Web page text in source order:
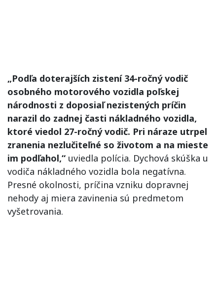
„Podľa doterajších zistení 34-ročný vodič
osobného motorového vozidla poľskej
národnosti z doposiaľ nezistených príčin
narazil do zadnej časti nákladného vozidla,
ktoré viedol 27-ročný vodič. Pri náraze utrpel
zranenia nezlučiteľné so životom a na mieste
im podľahol,“ uviedla polícia. Dychová skúška u
vodiča nákladného vozidla bola negatívna.
Presné okolnosti, príčina vzniku dopravnej
nehody aj miera zavinenia sú predmetom
vyšetrovania.